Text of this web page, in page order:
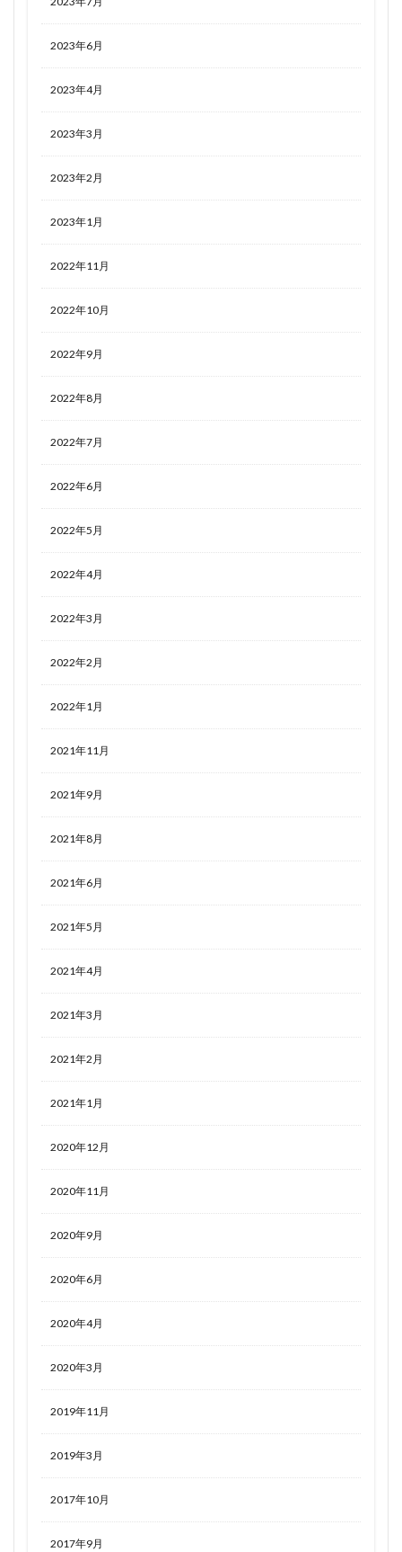
2023年6月
2023年4月
2023年3月
2023年2月
2023年1月
2022年11月
2022年10月
2022年9月
2022年8月
2022年7月
2022年6月
2022年5月
2022年4月
2022年3月
2022年2月
2022年1月
2021年11月
2021年9月
2021年8月
2021年6月
2021年5月
2021年4月
2021年3月
2021年2月
2021年1月
2020年12月
2020年11月
2020年9月
2020年6月
2020年4月
2020年3月
2019年11月
2019年3月
2017年10月
2017年9月